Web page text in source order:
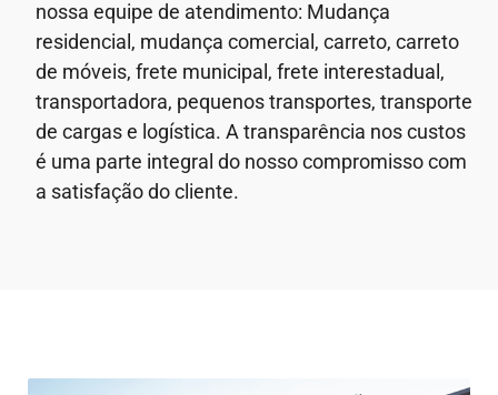
nossa equipe de atendimento: Mudança
residencial, mudança comercial, carreto, carreto
de móveis, frete municipal, frete interestadual,
transportadora, pequenos transportes, transporte
de cargas e logística. A transparência nos custos
é uma parte integral do nosso compromisso com
a satisfação do cliente.